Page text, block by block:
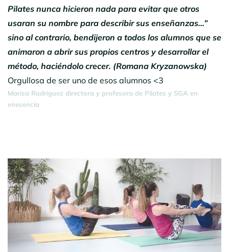
Pilates nunca hicieron nada para evitar que otros
usaran su nombre para describir sus enseñanzas…”
sino al contrario, bendijeron a todos los alumnos que se
animaron a abrir sus propios centros y desarrollar el
método, haciéndolo crecer. (Romana Kryzanowska)
Orgullosa de ser uno de esos alumnos <3
Marisa Rodriguez directora y profesora de Pilates y SGA en
enesencia
Navegación
por
entradas